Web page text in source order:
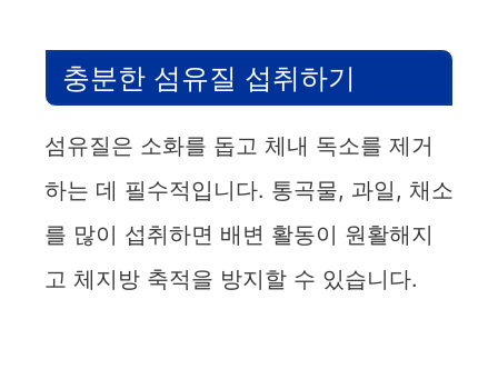
충분한 섬유질 섭취하기
섬유질은 소화를 돕고 체내 독소를 제거
하는 데 필수적입니다. 통곡물, 과일, 채소
를 많이 섭취하면 배변 활동이 원활해지
고 체지방 축적을 방지할 수 있습니다.